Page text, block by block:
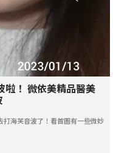
啦！ 微依美精品醫美
海芙音波了！看首圖有一些微妙